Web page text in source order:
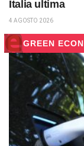
Italia ultima
4 AGOSTO 2026
GREEN